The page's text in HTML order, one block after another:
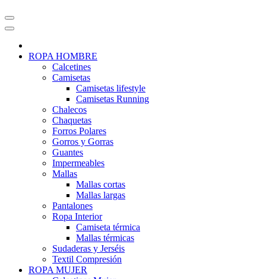
ROPA HOMBRE
Calcetines
Camisetas
Camisetas lifestyle
Camisetas Running
Chalecos
Chaquetas
Forros Polares
Gorros y Gorras
Guantes
Impermeables
Mallas
Mallas cortas
Mallas largas
Pantalones
Ropa Interior
Camiseta térmica
Mallas térmicas
Sudaderas y Jerséis
Textil Compresión
ROPA MUJER